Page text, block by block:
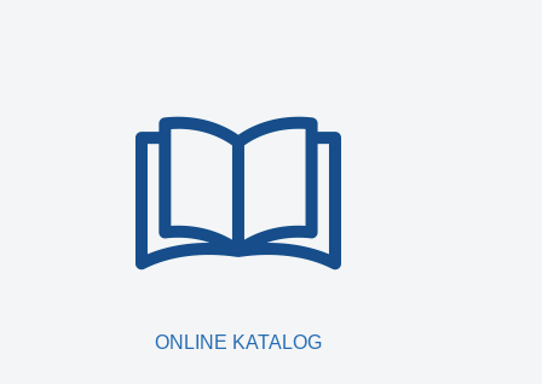
ONLINE KATALOG